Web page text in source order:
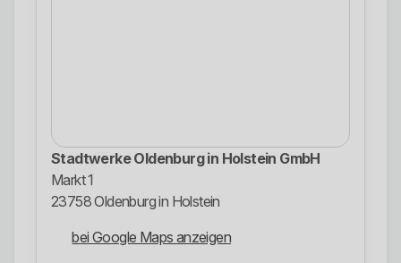
Stadtwerke Oldenburg in Holstein GmbH
Markt 1
23758 Oldenburg in Holstein
bei Google Maps anzeigen